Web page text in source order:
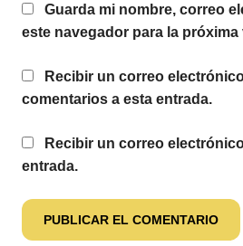
Guarda mi nombre, correo
este navegador para la próxima
Recibir un correo
comentarios a esta entrada.
Recibir un correo
entrada.